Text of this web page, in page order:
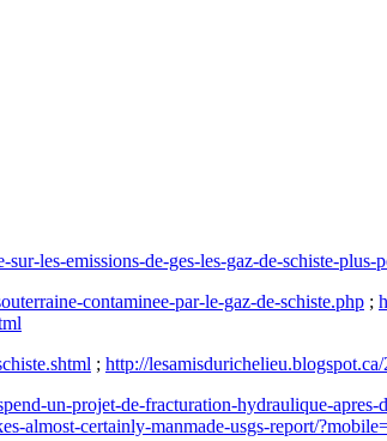
les-emissions-de-ges-les-gaz-de-schiste-plus-
contaminee-par-le-gaz-de-schiste.php ;
; http://
un-projet-de-fracturation-hydraulique-apres-
almost-certainly-manmade-usgs-report/